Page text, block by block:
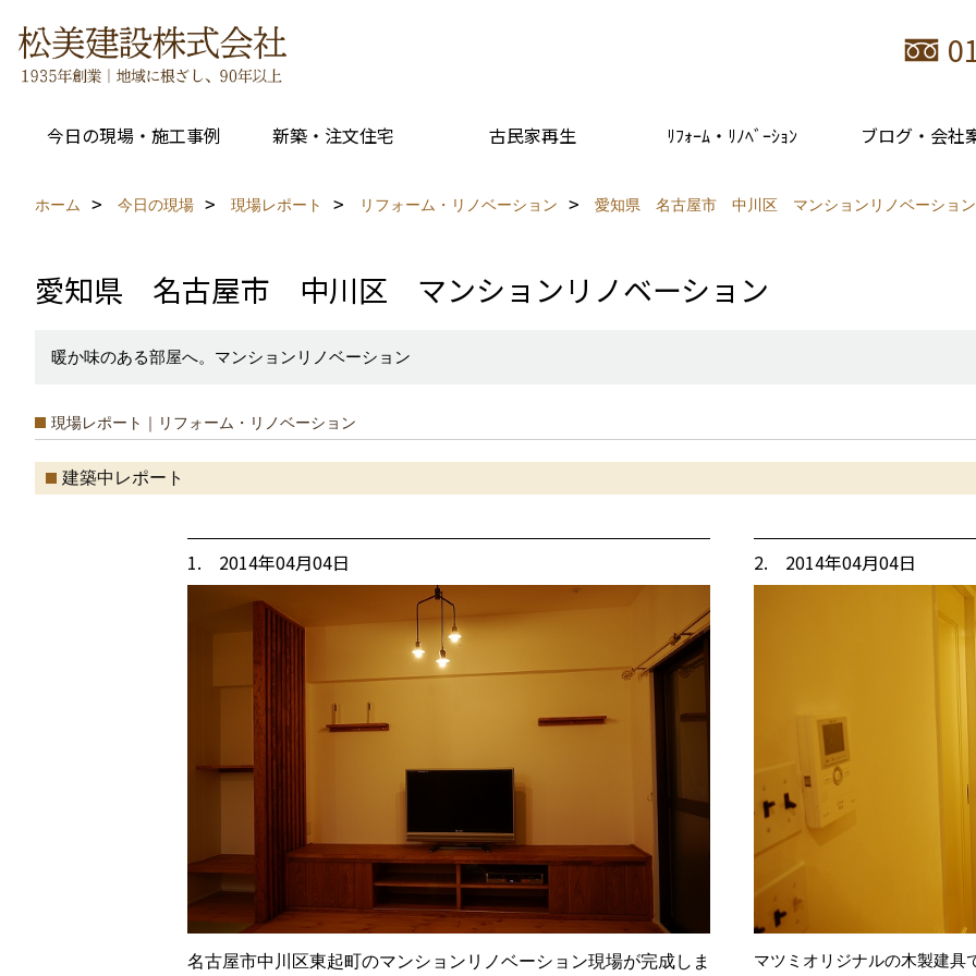
今日の現場・施工事例 新築・注文住宅 古民家再生 ﾘﾌｫｰﾑ・ﾘﾉﾍﾞｰｼｮﾝ ブログ・会社
ホーム 今日の現場 現場レポート リフォーム・リノベーション 愛知県 名古屋市 中川区 マンションリノベーション
愛知県 名古屋市 中川区 マンションリノベーション
暖か味のある部屋へ。マンションリノベーション
現場レポート｜リフォーム・リノベーション
建築中レポート
1. 2014年04月04日
名古屋市中川区東起町のマンションリノベーション現場が完成しま
2. 2014年04月04日
マツミオリジナルの木製建具